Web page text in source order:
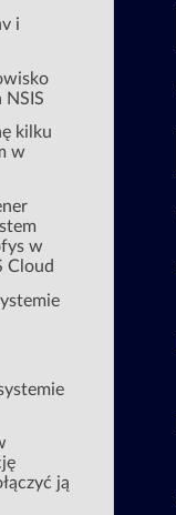
i
kilku
w
w
Cloud
ją